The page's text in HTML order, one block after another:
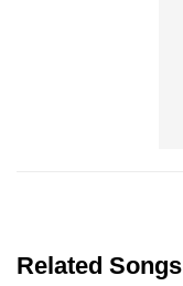
Related Songs